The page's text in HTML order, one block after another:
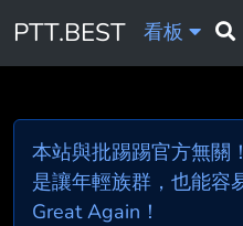
PTT.BEST 看板
本站與批踢踢官方無關
是讓年輕族群，也能容
Great Again！